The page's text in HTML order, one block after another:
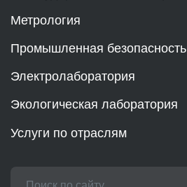
Метрология
Промышленная безопасность
Электролаборатория
Экологическая лаборатория
Услуги по отраслям